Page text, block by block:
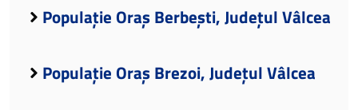
Populație Oraș Berbești, Județul Vâlcea
Populație Oraș Brezoi, Județul Vâlcea